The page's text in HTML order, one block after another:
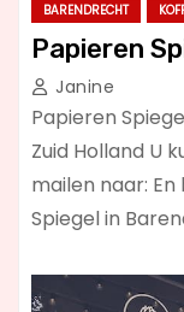
BARENDRECHT
Papieren
Janine
Papieren
Zuid Holland U
mailen naar:
Spiegel in